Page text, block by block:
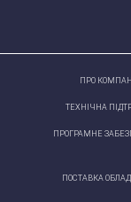
ПРО
ТЕХНІЧНА
ПРОГРАМНЕ
ПОСТАВКА